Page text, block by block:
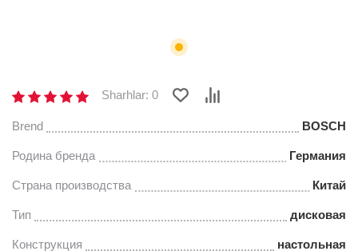
Sharhlar: 0
Brend BOSCH
Родина бренда Германия
Страна производства Китай
Тип дисковая
Конструкция настольная